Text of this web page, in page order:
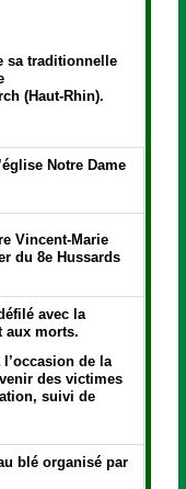
sa traditionnelle
(Haut-Rhin).
Notre Dame
Vincent-Marie
du 8e Hussards
avec la
aux morts.
de la
des victimes
suivi de
blé organisé par